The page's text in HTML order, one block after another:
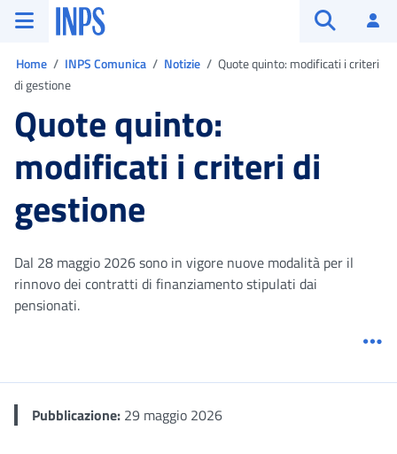
Vai al menu principale
Vai al contenuto principale
Vai al pie' di pagina
INPS ()
Home INPS Comunica Notizie
Quote quinto: modificati i criteri
di gestione
Quote quinto:
modificati i criteri di
gestione
Dal 28 maggio 2026 sono in vigore nuove modalità per il
rinnovo dei contratti di finanziamento stipulati dai
pensionati.
Pubblicazione: 29 maggio 2026